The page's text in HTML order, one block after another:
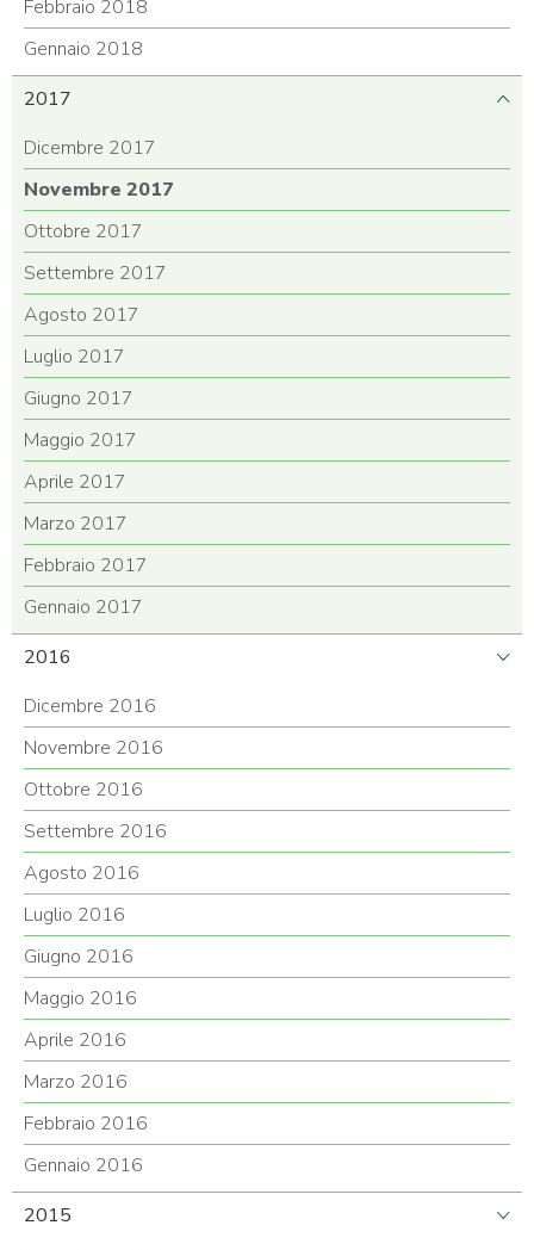
Febbraio 2018
Gennaio 2018
2017
Dicembre 2017
Novembre 2017
Ottobre 2017
Settembre 2017
Agosto 2017
Luglio 2017
Giugno 2017
Maggio 2017
Aprile 2017
Marzo 2017
Febbraio 2017
Gennaio 2017
2016
Dicembre 2016
Novembre 2016
Ottobre 2016
Settembre 2016
Agosto 2016
Luglio 2016
Giugno 2016
Maggio 2016
Aprile 2016
Marzo 2016
Febbraio 2016
Gennaio 2016
2015